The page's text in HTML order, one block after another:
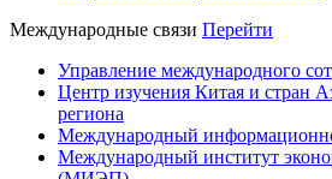
Международные связи Перейти
Управление международного
Центр изучения Китая и стран
региона
Международный
Международный институт